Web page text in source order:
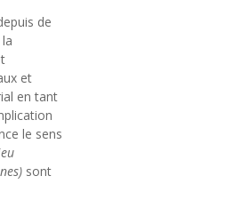
de
et
en tant
le sens
sont